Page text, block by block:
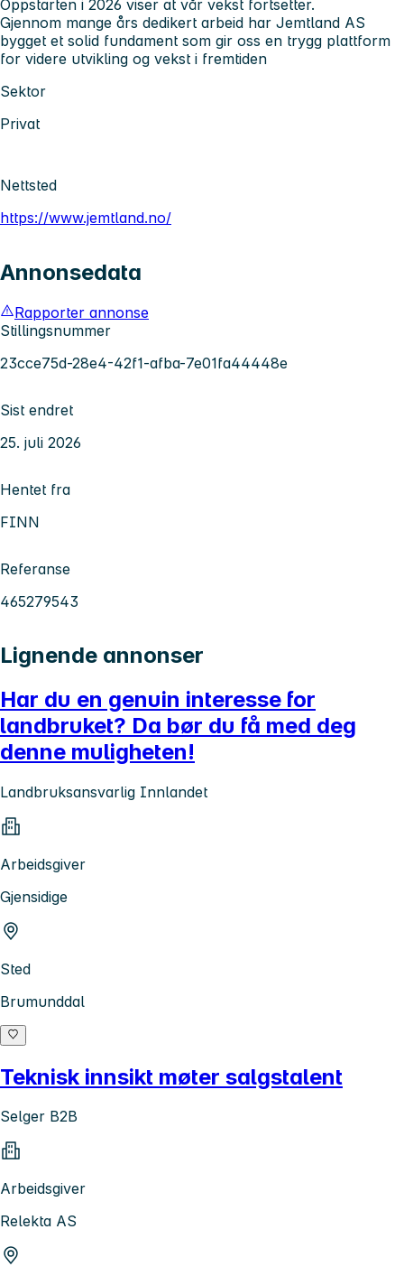
Oppstarten i 2026 viser at vår vekst fortsetter.
Gjennom mange års dedikert arbeid har Jemtland AS
bygget et solid fundament som gir oss en trygg plattform
for videre utvikling og vekst i fremtiden
Sektor
Privat
Nettsted
https://www.jemtland.no/
Annonsedata
Rapporter annonse
Stillingsnummer
23cce75d-28e4-42f1-afba-7e01fa44448e
Sist endret
25. juli 2026
Hentet fra
FINN
Referanse
465279543
Lignende annonser
Har du en genuin interesse for
landbruket? Da bør du få med deg
denne muligheten!
Landbruksansvarlig Innlandet
Arbeidsgiver
Gjensidige
Sted
Brumunddal
Teknisk innsikt møter salgstalent
Selger B2B
Arbeidsgiver
Relekta AS